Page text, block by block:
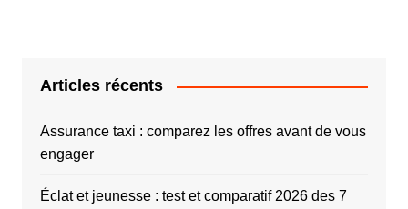
Articles récents
Assurance taxi : comparez les offres avant de vous
engager
Éclat et jeunesse : test et comparatif 2026 des 7